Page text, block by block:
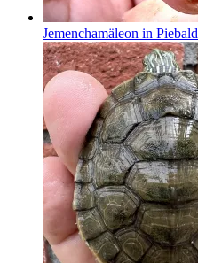
Jemenchamäleon in Piebald